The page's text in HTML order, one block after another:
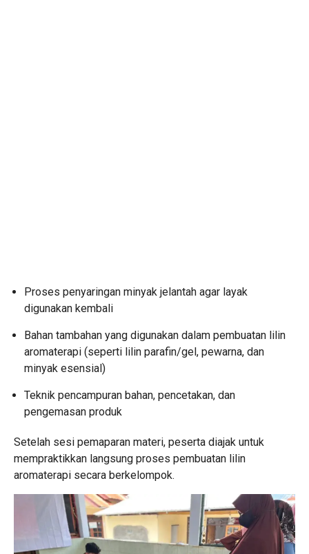
Proses penyaringan minyak jelantah agar layak
digunakan kembali
Bahan tambahan yang digunakan dalam pembuatan lilin
aromaterapi (seperti lilin parafin/gel, pewarna, dan
minyak esensial)
Teknik pencampuran bahan, pencetakan, dan
pengemasan produk
Setelah sesi pemaparan materi, peserta diajak untuk
mempraktikkan langsung proses pembuatan lilin
aromaterapi secara berkelompok.